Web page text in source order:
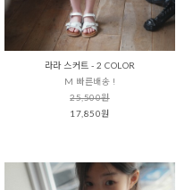
라라 스커트 - 2 COLOR
M 빠른배송 !
25,500원
17,850원